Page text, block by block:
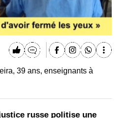
39 ans, enseignants à
russe politise une